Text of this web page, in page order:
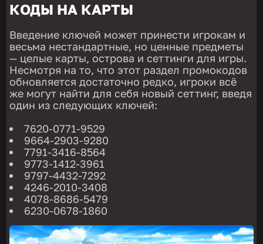
КОДЫ НА КАРТЫ
Введение ключей может принести игрокам и
весьма нестандартные, но ценные предметы
— целые карты, острова и сеттинги для игры.
Несмотря на то, что этот раздел промокодов
обновляется достаточно редко, игроки всё
же могут найти для себя новый сеттинг, введя
один из следующих ключей:
7620-0771-9529
9664-2903-9280
7791-3416-8564
9773-1412-3961
9797-4432-7292
4246-2010-3408
4078-8686-5479
6230-0678-1860